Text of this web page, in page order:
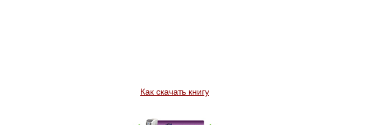
Как скачать книгу